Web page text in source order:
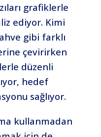
grafiklerle
ediyor. Kimi
gibi farklı
çevirirken
düzenli
hedef
sağlıyor.
kullanmadan